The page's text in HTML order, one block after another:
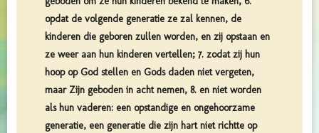
opdat de volgende generatie ze zal kennen, de
kinderen die geboren zullen worden, en zij opstaan en
ze weer aan hun kinderen vertellen; 7. zodat zij hun
hoop op God stellen en Gods daden niet vergeten,
maar Zijn geboden in acht nemen, 8. en niet worden
als hun vaderen: een opstandige en ongehoorzame
generatie, een generatie die zijn hart niet richtte op